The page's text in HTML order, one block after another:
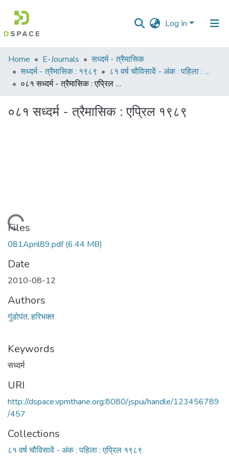
Log In
Communities
&
Collections
All of DSpace
Home E-Journals
सध्दर्म - त्रैमासिक
सध्दर्म - त्रैमासिक : १९८९
८१ वर्ष चौविसावें - अंक : पहिला : एप्रिल १९८९
०८१ सध्दर्म - त्रैमासिक : एप्रिल १९८९
०८१ सध्दर्म - त्रैमासिक : एप्रिल १९८९
Loading...
Files
081April89.pdf(6.44 MB)
Date
2010-08-12
Authors
गुंडोपंत, हरिभक्‍त
Keywords
सध्दर्म
URI
http://dspace.vpmthane.org:8080/jspui/handle/123456789
/457
Collections
८१ वर्ष चौविसावें - अंक : पहिला : एप्रिल १९८९